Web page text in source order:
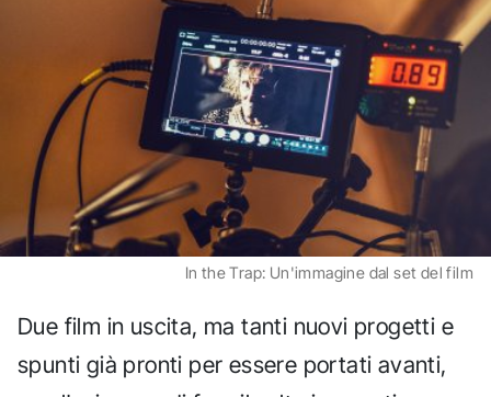
In the Trap: Un'immagine dal set del film
Due film in uscita, ma tanti nuovi progetti e
spunti già pronti per essere portati avanti,